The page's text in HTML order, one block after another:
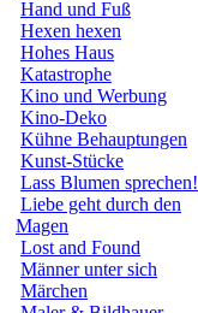
Hand und Fuß
Hexen hexen
Hohes Haus
Katastrophe
Kino und Werbung
Kino-Deko
Kühne Behauptungen
Kunst-Stücke
Lass Blumen sprechen!
Liebe geht durch den
Magen
Lost and Found
Männer unter sich
Märchen